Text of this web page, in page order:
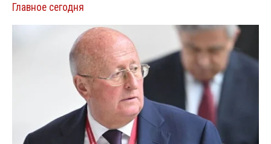
Главное сегодня